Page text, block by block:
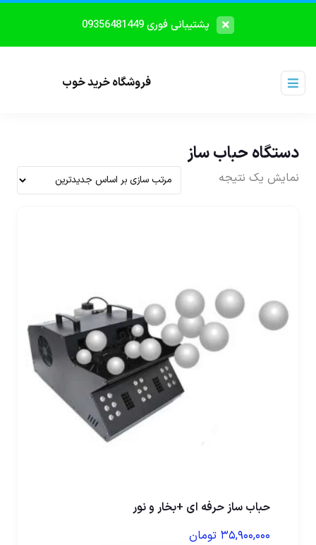
پشتیبانی فوری 09356481449
فروشگاه خرید خوب
دستگاه حباب ساز
نمایش یک نتیجه
حباب ساز حرفه ای +بخار و نور
۳۵,۹۰۰,۰۰۰ تومان